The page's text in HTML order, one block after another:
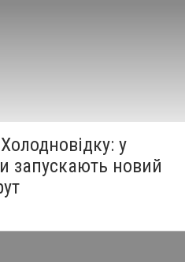
у
запускають новий